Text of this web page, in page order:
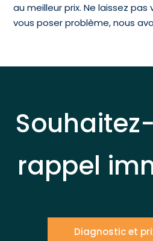
au meilleur prix. Ne laissez
vous poser problème, nous
rappel
Diagnostic et